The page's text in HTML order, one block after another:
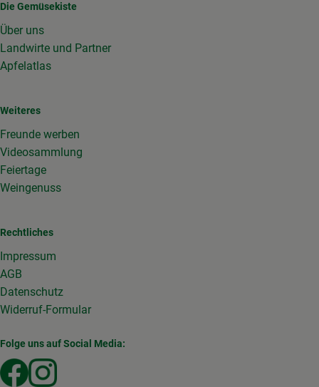
Die Gemüsekiste
Über uns
Landwirte und Partner
Apfelatlas
Weiteres
Freunde werben
Videosammlung
Feiertage
Weingenuss
Rechtliches
Impressum
AGB
Datenschutz
Widerruf-Formular
Folge uns auf Social Media:
Externer Link zu https://www.facebook.com/
Externer Link zu https://www.instagram.com/